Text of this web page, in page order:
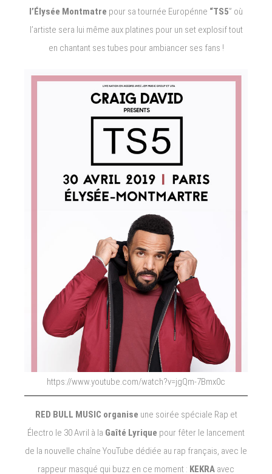
l’Élysée Montmatre pour sa tournée Europénne “TS5” où
l’artiste sera lui même aux platines pour un set explosif tout
en chantant ses tubes pour ambiancer ses fans !
https://www.youtube.com/watch?v=jgQm-7Bmx0c
RED BULL MUSIC organise une soirée spéciale Rap et
Électro le 30 Avril à la Gaîté Lyrique pour fêter le lancement
de la nouvelle chaîne YouTube dédiée au rap français, avec le
rappeur masqué qui buzz en ce moment : KEKRA avec